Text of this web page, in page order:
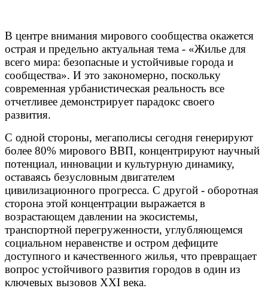
В центре внимания мирового сообщества окажется
острая и предельно актуальная тема - «Жилье для
всего мира: безопасные и устойчивые города и
сообщества». И это закономерно, поскольку
современная урбанистическая реальность все
отчетливее демонстрирует парадокс своего
развития.
С одной стороны, мегаполисы сегодня генерируют
более 80% мирового ВВП, концентрируют научный
потенциал, инновации и культурную динамику,
оставаясь безусловным двигателем
цивилизационного прогресса. С другой - оборотная
сторона этой концентрации выражается в
возрастающем давлении на экосистемы,
транспортной перегруженности, углубляющемся
социальном неравенстве и остром дефиците
доступного и качественного жилья, что превращает
вопрос устойчивого развития городов в один из
ключевых вызовов XXI века.